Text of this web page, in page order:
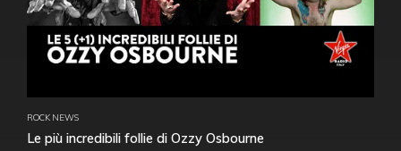
ROCK NEWS
Le più incredibili follie di Ozzy Osbourne